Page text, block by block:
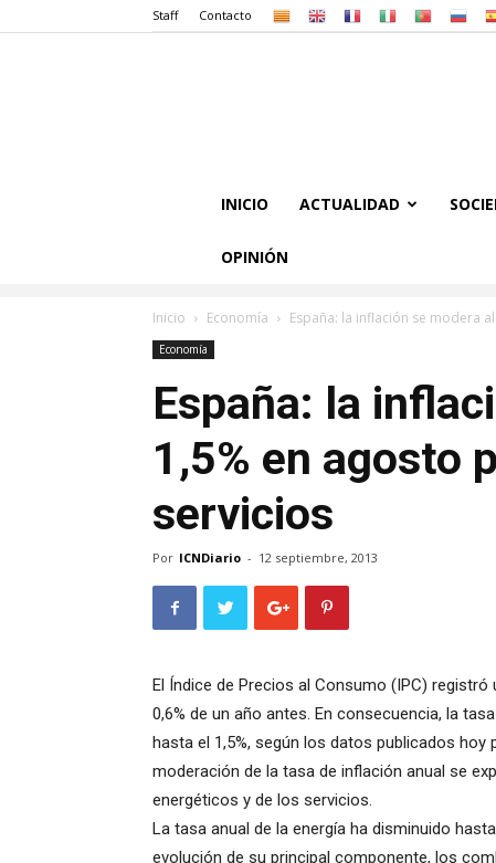
Staff Contacto
INICIO ACTUALIDAD
OPINIÓN
Inicio Economía España: la inflación se modera
Economía
España: la
1,5% en agosto
servicios
Por ICNDiario - 12 septiembre, 2013
El Índice de Precios al Consumo (IPC)
0,6% de un año antes. En consecuencia, la
hasta el 1,5%, según los datos publicados
moderación de la tasa de inflación anual se
energéticos y de los servicios.
La tasa anual de la energía ha disminuido
evolución de su principal componente, los